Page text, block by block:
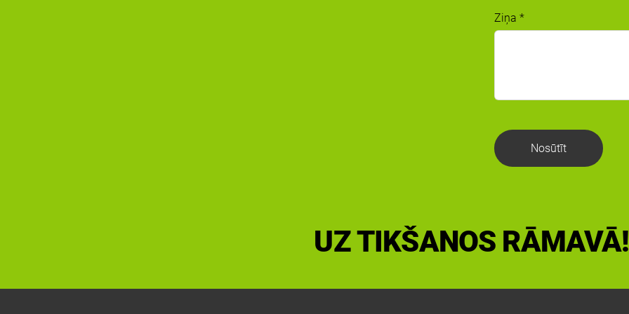
Ziņa *
UZ TIKŠANOS RĀMAVĀ!